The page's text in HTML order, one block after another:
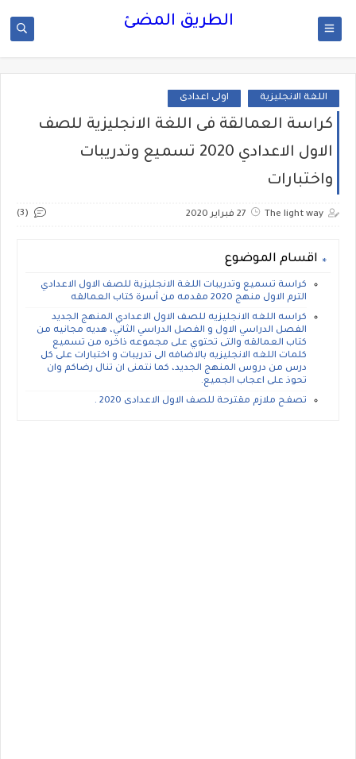
الطريق المضئ
اللغة الانجليزية اولى اعدادى
كراسة العمالقة فى اللغة الانجليزية للصف
الاول الاعدادي 2020 تسميع وتدريبات
واختبارات
The light way 27 فبراير 2020 (3)
اقسام الموضوع
كراسة تسميع وتدريبات اللغة الانجليزية للصف الاول الاعدادي
الترم الاول منهج 2020 مقدمه من أسرة كتاب العمالقه
كراسه اللغه الانجليزيه للصف الاول الاعدادي المنهج الجديد
الفصل الدراسي الاول و الفصل الدراسي الثاني، هديه مجانيه من
كتاب العمالقه والتى تحتوي على مجموعه ذاخره من تسميع
كلمات اللغه الانجليزيه بالاضافه الى تدريبات و اختبارات على كل
درس من دروس المنهج الجديد، كما نتمنى ان تنال رضاكم وان
تحوذ على اعجاب الجميع.
تصفح ملازم مقترحة للصف الاول الاعدادى 2020 .